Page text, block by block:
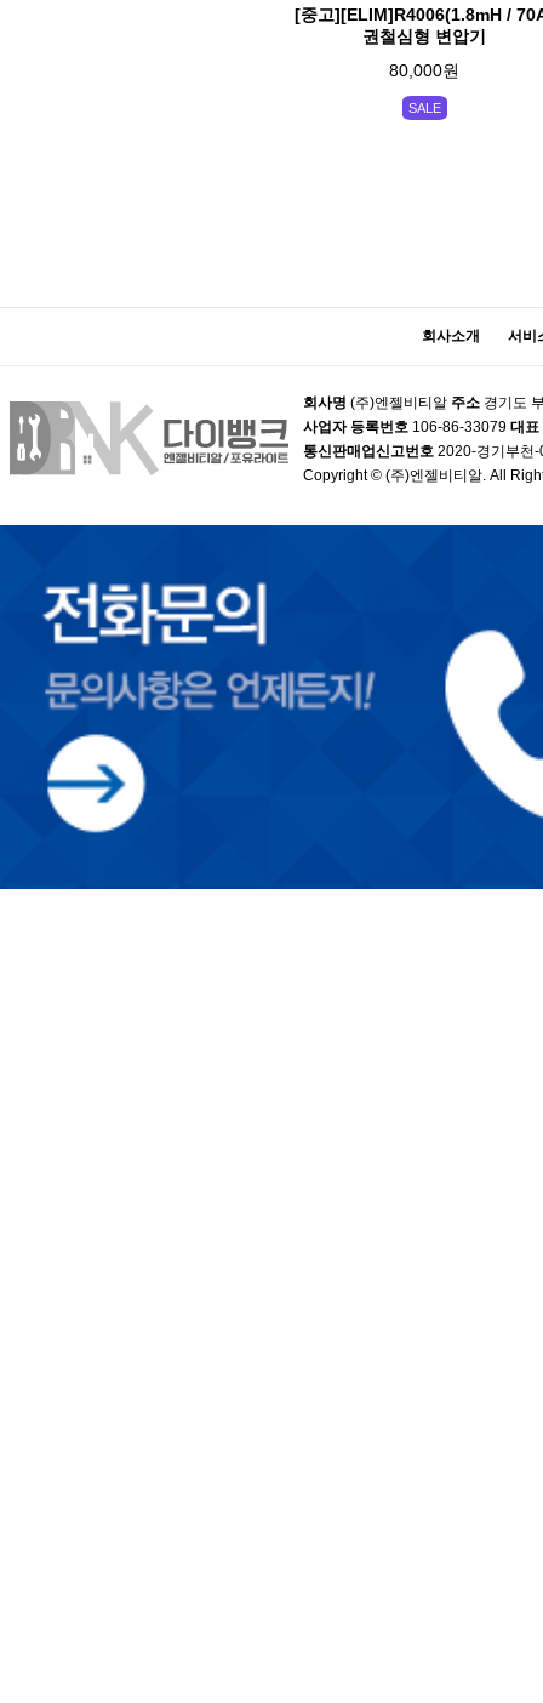
[중고][ELIM]R4006(1.8mH /
권철심형 변압기
80,000원
SALE
회사소개 서비
회사명 (주)엔젤비티알 주소 경기도
사업자 등록번호 106-86-33079 대표
통신판매업신고번호 2020-경기부천
Copyright © (주)엔젤비티알. All